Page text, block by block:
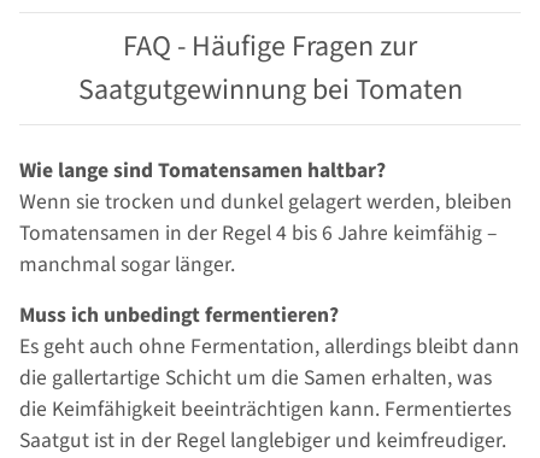
FAQ - Häufige Fragen zur
Saatgutgewinnung bei Tomaten
Wie lange sind Tomatensamen haltbar?
Wenn sie trocken und dunkel gelagert werden, bleiben
Tomatensamen in der Regel 4 bis 6 Jahre keimfähig –
manchmal sogar länger.
Muss ich unbedingt fermentieren?
Es geht auch ohne Fermentation, allerdings bleibt dann
die gallertartige Schicht um die Samen erhalten, was
die Keimfähigkeit beeinträchtigen kann. Fermentiertes
Saatgut ist in der Regel langlebiger und keimfreudiger.